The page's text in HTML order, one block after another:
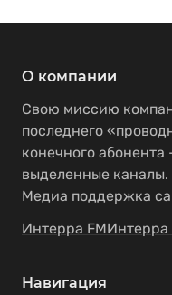
О компании
Свою миссию
последнего
конечного
выделенные каналы.
Медиа поддержка
Интерра FMИнтерра
Навигация